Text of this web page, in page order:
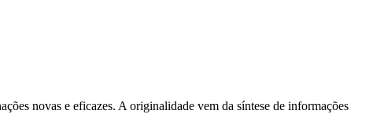
novas e eficazes. A originalidade vem da síntese de informações